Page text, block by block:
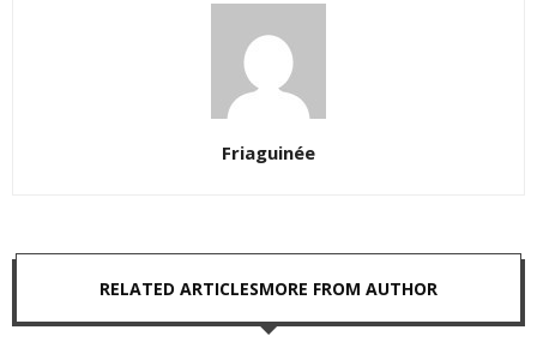
Friaguinée
RELATED ARTICLESMORE FROM AUTHOR